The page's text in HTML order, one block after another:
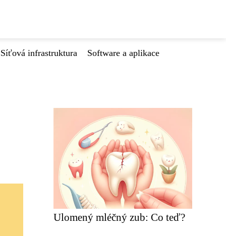
Síťová infrastruktura Software a aplikace
Ulomený mléčný zub: Co teď?